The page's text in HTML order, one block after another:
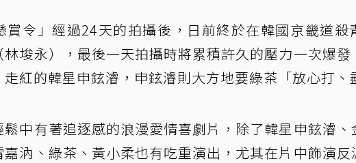
賞令」經過24天的拍攝後，日前終於在韓國京畿道殺
埈永），最後一天拍攝時將累積許久的壓力一次爆發
紅的韓星申鉉濬，申鉉濬則大方地要綠茶「放心打、
鬆中有著追逐感的浪漫愛情喜劇片，除了韓星申鉉濬
汭、綠茶、黃小柔也有吃重演出，尤其在片中飾演反